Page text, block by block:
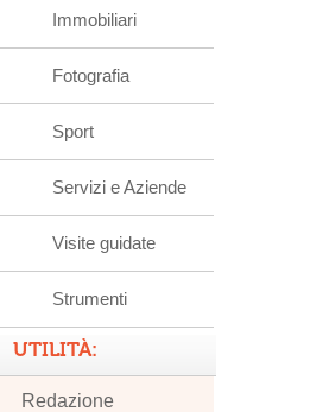
Immobiliari
Fotografia
Sport
Servizi e Aziende
Visite guidate
Strumenti
UTILITÀ:
Redazione